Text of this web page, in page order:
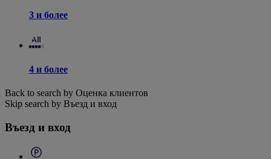
3 и более
4 и более
Back to search by Оценка клиентов
Skip search by Въезд и вход
Въезд и вход